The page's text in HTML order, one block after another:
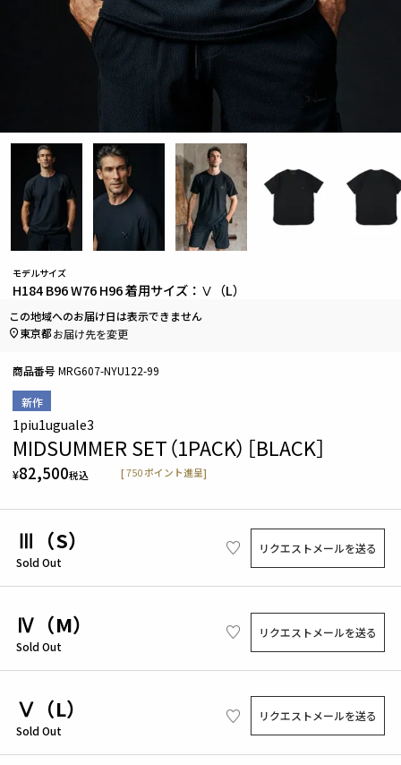
新作
モデルサイズ
H184 B96 W76 H96 着用サイズ：Ⅴ（L）
1piu1uguale3
MIDSUMMER SET（1PACK）［BLACK］
¥82,500税込 [750 ポイント進呈]
商品番号 MRG607-NYU122-99
Ⅲ（S）
Sold Out
リクエストメールを送る
Ⅳ（M）
Sold Out
リクエストメールを送る
Ⅴ（L）
Sold Out
リクエストメールを送る
この地域へのお届け日は表示できません
東京都お届け先を変更